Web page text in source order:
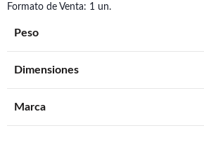
Formato de Venta: 1 un.
Peso
Dimensiones
Marca